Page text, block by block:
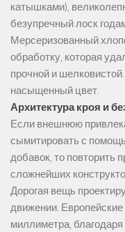
катышками),
безупречный лоск
Мерсеризованный
обработку, которая
прочной и
насыщенный цвет.
Архитектура кроя и
Если внешнюю
сымитировать с
добавок, то повторить
сложнейших
Дорогая вещь
движении.
миллиметра,